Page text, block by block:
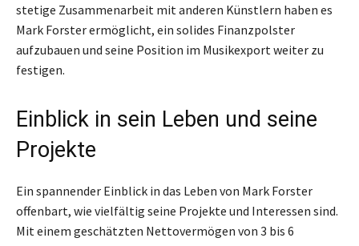
stetige Zusammenarbeit mit anderen Künstlern haben es
Mark Forster ermöglicht, ein solides Finanzpolster
aufzubauen und seine Position im Musikexport weiter zu
festigen.
Einblick in sein Leben und seine
Projekte
Ein spannender Einblick in das Leben von Mark Forster
offenbart, wie vielfältig seine Projekte und Interessen sind.
Mit einem geschätzten Nettovermögen von 3 bis 6